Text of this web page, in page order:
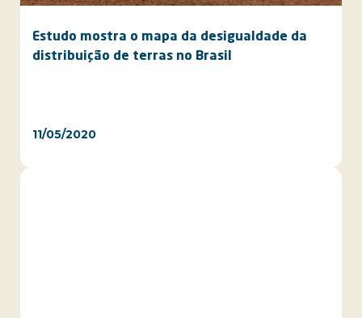
Estudo mostra o mapa da desigualdade da
distribuição de terras no Brasil
11/05/2020